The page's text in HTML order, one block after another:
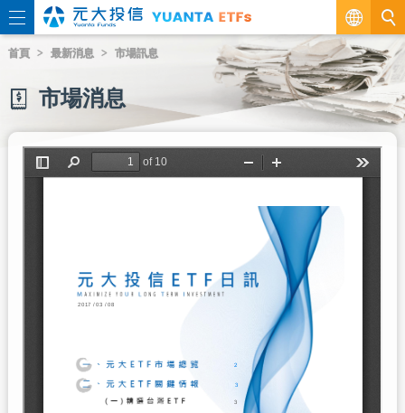
繁
EN
首頁 最新消息 市場訊息
市場消息